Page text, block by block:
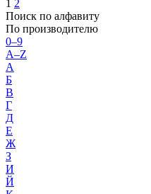
1 2
Поиск по алфавиту
По производителю
0–9
A–Z
А
Б
В
Г
Д
Е
Ж
З
И
Й